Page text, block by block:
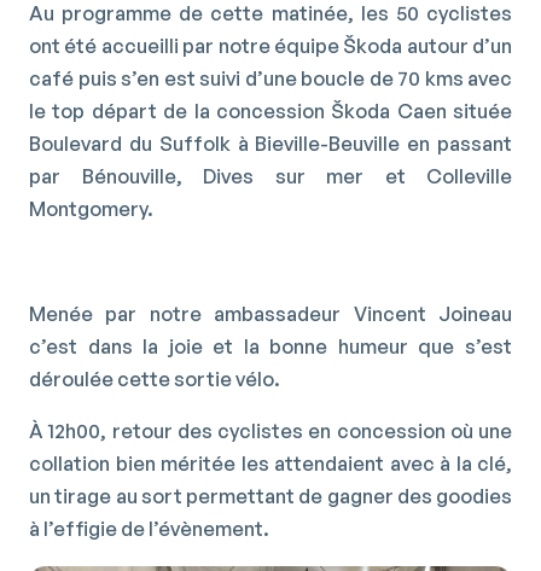
Au programme de cette matinée, les 50 cyclistes
ont été accueilli par notre équipe Škoda autour d’un
café puis s’en est suivi d’une boucle de 70 kms avec
le top départ de la concession Škoda Caen située
Boulevard du Suffolk à Bieville-Beuville en passant
par Bénouville, Dives sur mer et Colleville
Montgomery.
Menée par notre ambassadeur Vincent Joineau
c’est dans la joie et la bonne humeur que s’est
déroulée cette sortie vélo.
À 12h00, retour des cyclistes en concession où une
collation bien méritée les attendaient avec à la clé,
un tirage au sort permettant de gagner des goodies
à l’effigie de l’évènement.